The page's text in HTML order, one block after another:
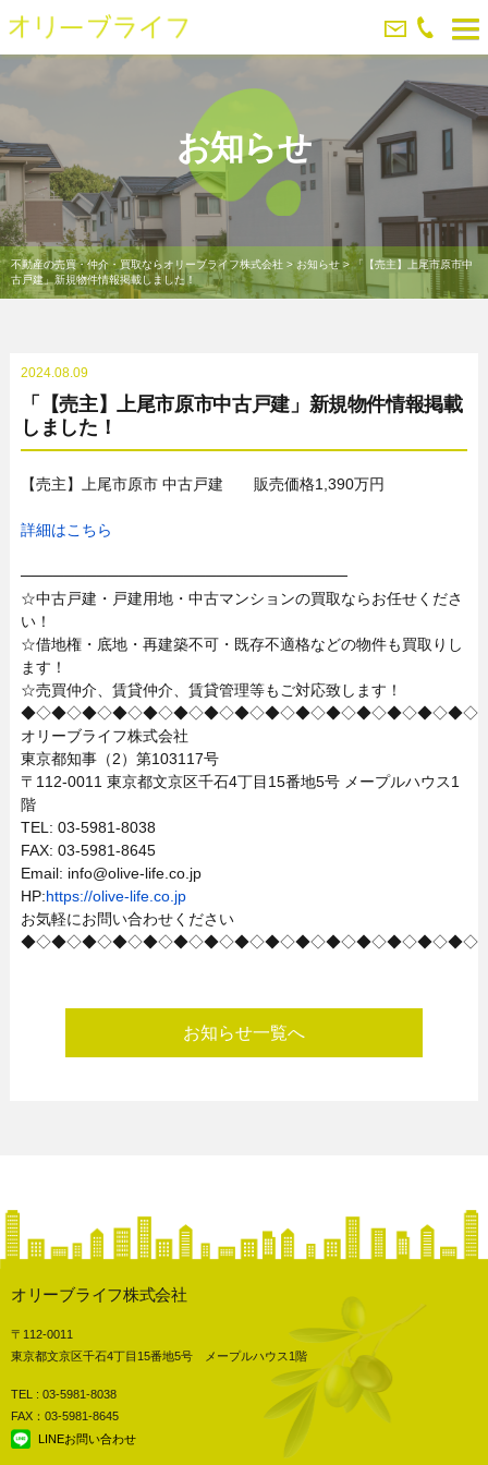
お知らせ
不動産の売買・仲介・買取ならオリーブライフ株式会社 > お知らせ> 「【売主】上尾市原市中
古戸建」新規物件情報掲載しました！
2024.08.09
「【売主】上尾市原市中古戸建」新規物件情報掲載
しました！
【売主】上尾市原市 中古戸建 販売価格1,390万円
詳細はこちら
──────────────────────────────
☆中古戸建・戸建用地・中古マンションの買取ならお任せくださ
い！
☆借地権・底地・再建築不可・既存不適格などの物件も買取りし
ます！
☆売買仲介、賃貸仲介、賃貸管理等もご対応致します！
◆◇◆◇◆◇◆◇◆◇◆◇◆◇◆◇◆◇◆◇◆◇◆◇◆◇◆◇◆◇
オリーブライフ株式会社
東京都知事（2）第103117号
〒112-0011 東京都文京区千石4丁目15番地5号 メープルハウス1
階
TEL: 03-5981-8038
FAX: 03-5981-8645
Email: info@olive-life.co.jp
HP:https://olive-life.co.jp
お気軽にお問い合わせください
◆◇◆◇◆◇◆◇◆◇◆◇◆◇◆◇◆◇◆◇◆◇◆◇◆◇◆◇◆◇
お知らせ一覧へ
オリーブライフ株式会社
〒112-0011
東京都文京区千石4丁目15番地5号 メープルハウス1階
TEL : 03-5981-8038
FAX：03-5981-8645
LINEお問い合わせ